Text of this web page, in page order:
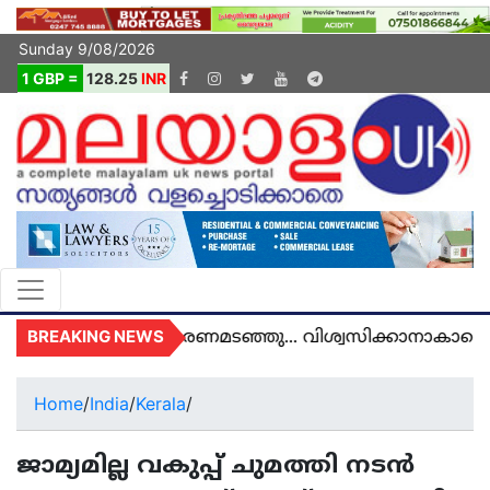
Sunday 9/08/2026
1 GBP = 128.25INR
BREAKING NEWSമരണമടഞ്ഞു... വിശ്വസിക്കാനാകാതെ
Home/India/Kerala/
ജാമ്യമില്ല വകുപ്പ് ചുമത്തി നടൻ